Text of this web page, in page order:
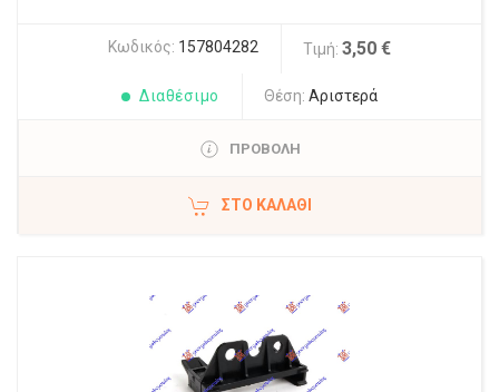
Κωδικός: 157804282 Τιμή: 3,50 €
Διαθέσιμο Θέση: Αριστερά
ΠΡΟΒΟΛΗ
ΣΤΟ ΚΑΛΆΘΙ